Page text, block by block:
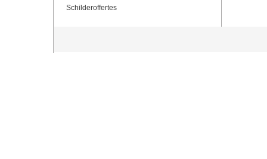
Schilderoffertes